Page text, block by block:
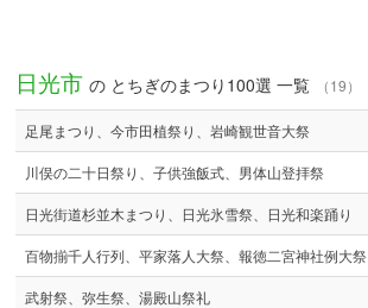
日光市 の とちぎのまつり100選 一覧 （19）
足尾まつり、今市田植祭り、岩崎観世音大祭
川俣の二十日祭り、子供強飯式、男体山登拝祭
日光街道杉並木まつり、日光氷雪祭、日光和楽踊り
百物揃千人行列、平家落人大祭、報徳二宮神社例大祭
武射祭、弥生祭、湯殿山祭礼